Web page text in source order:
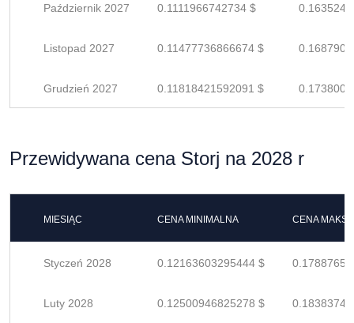
Październik 2027 0.1111966742734 $
Listopad 2027 0.11477736866674 $
Grudzień 2027 0.11818421592091 $
Przewidywana cena Storj na 2028 r
MIESIĄC CENA MINIMALNA CENA
Styczeń 2028 0.12163603295444 $
Luty 2028 0.12500946825278 $